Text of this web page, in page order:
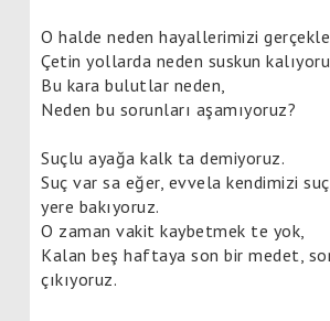
O halde neden hayallerimizi
Çetin yollarda neden suskun
Bu kara bulutlar neden,
Neden bu sorunları aşamıyoruz?
Suçlu ayağa kalk ta demiyoruz.
Suç var sa eğer, evvela kendimizi
yere bakıyoruz.
O zaman vakit kaybetmek te yok,
Kalan beş haftaya son bir medet,
çıkıyoruz.